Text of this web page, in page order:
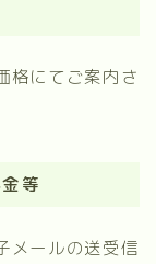
格にてご案内さ
等
メールの送受信